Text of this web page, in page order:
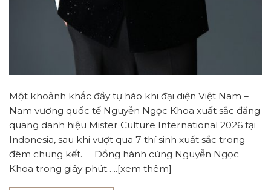
Một khoảnh khắc đầy tự hào khi đại diện Việt Nam –
Nam vương quốc tế Nguyễn Ngọc Khoa xuất sắc đăng
quang danh hiệu Mister Culture International 2026 tại
Indonesia, sau khi vượt qua 7 thí sinh xuất sắc trong
đêm chung kết. Đồng hành cùng Nguyễn Ngọc
Khoa trong giây phút…..[xem thêm]